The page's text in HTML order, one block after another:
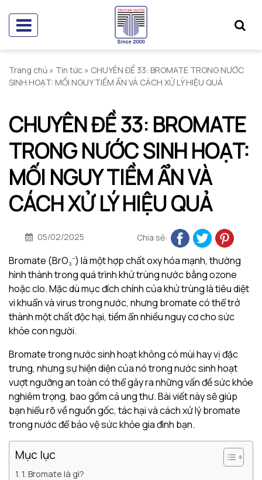
Trang chủ » Tin tức » CHUYÊN ĐỀ 33: BROMATE TRONG NƯỚC
SINH HOẠT: MỐI NGUY TIỀM ẨN VÀ CÁCH XỬ LÝ HIỆU QUẢ
CHUYÊN ĐỀ 33: BROMATE
TRONG NƯỚC SINH HOẠT:
MỐI NGUY TIỀM ẨN VÀ
CÁCH XỬ LÝ HIỆU QUẢ
05/02/2025 Chia sẻ:
Bromate (BrO₃⁻) là một hợp chất oxy hóa mạnh, thường
hình thành trong quá trình khử trùng nước bằng ozone
hoặc clo. Mặc dù mục đích chính của khử trùng là tiêu diệt
vi khuẩn và virus trong nước, nhưng bromate có thể trở
thành một chất độc hại, tiềm ẩn nhiều nguy cơ cho sức
khỏe con người.
Bromate trong nước sinh hoạt không có mùi hay vị đặc
trưng, nhưng sự hiện diện của nó trong nước sinh hoạt
vượt ngưỡng an toàn có thể gây ra những vấn đề sức khỏe
nghiêm trọng, bao gồm cả ung thư. Bài viết này sẽ giúp
bạn hiểu rõ về nguồn gốc, tác hại và cách xử lý bromate
trong nước để bảo vệ sức khỏe gia đình bạn.
Mục lục
1. Bromate là gì?